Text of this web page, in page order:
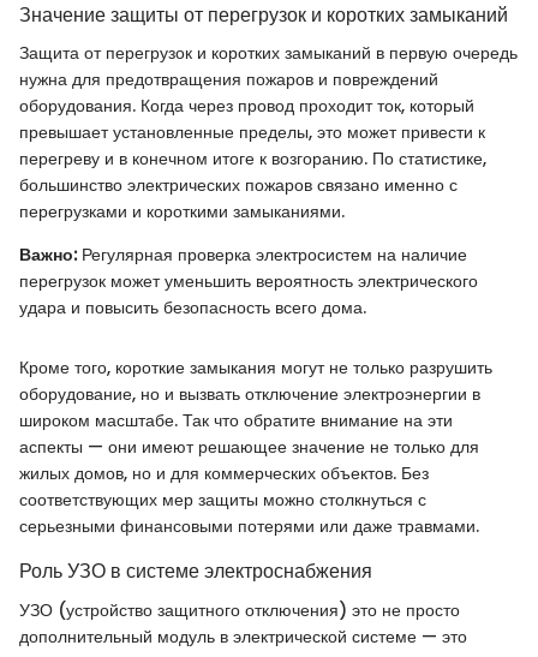
Значение защиты от перегрузок и коротких замыканий
Защита от перегрузок и коротких замыканий в первую очередь
нужна для предотвращения пожаров и повреждений
оборудования. Когда через провод проходит ток, который
превышает установленные пределы, это может привести к
перегреву и в конечном итоге к возгоранию. По статистике,
большинство электрических пожаров связано именно с
перегрузками и короткими замыканиями.
Важно:Регулярная проверка электросистем на наличие
перегрузок может уменьшить вероятность электрического
удара и повысить безопасность всего дома.
Кроме того, короткие замыкания могут не только разрушить
оборудование, но и вызвать отключение электроэнергии в
широком масштабе. Так что обратите внимание на эти
аспекты — они имеют решающее значение не только для
жилых домов, но и для коммерческих объектов. Без
соответствующих мер защиты можно столкнуться с
серьезными финансовыми потерями или даже травмами.
Роль УЗО в системе электроснабжения
УЗО (устройство защитного отключения) это не просто
дополнительный модуль в электрической системе — это